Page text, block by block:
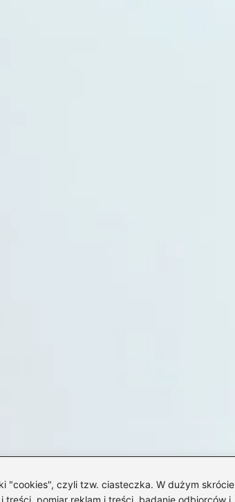
"cookies", czyli tzw. ciasteczka. W dużym skrócie
pomiar reklam i treści, badanie odbiorców i